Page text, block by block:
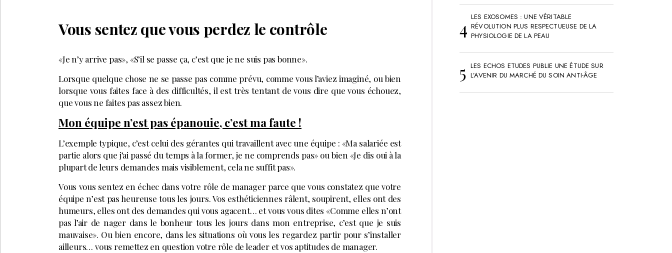
Vous sentez que vous perdez le contrôle
«Je n’y arrive pas», «S’il se passe ça, c’est que je ne suis pas bonne».
Lorsque quelque chose ne se passe pas comme prévu, comme vous l’aviez imaginé, ou bien
lorsque vous faites face à des difficultés, il est très tentant de vous dire que vous échouez,
que vous ne faites pas assez bien.
Mon équipe n’est pas épanouie, c’est ma faute !
L’exemple typique, c’est celui des gérantes qui travaillent avec une équipe : «Ma salariée est
partie alors que j’ai passé du temps à la former, je ne comprends pas» ou bien «Je dis oui à la
plupart de leurs demandes mais visiblement, cela ne suffit pas».
Vous vous sentez en échec dans votre rôle de manager parce que vous constatez que votre
équipe n’est pas heureuse tous les jours. Vos esthéticiennes râlent, soupirent, elles ont des
humeurs, elles ont des demandes qui vous agacent… et vous vous dites «Comme elles n’ont
pas l’air de nager dans le bonheur tous les jours dans mon entreprise, c’est que je suis
mauvaise». Ou bien encore, dans les situations où vous les regardez partir pour s’installer
ailleurs… vous remettez en question votre rôle de leader et vos aptitudes de manager.
LES EXOSOMES : UNE VÉRITABLE
RÉVOLUTION PLUS RESPECTUEUSE DE LA
PHYSIOLOGIE DE LA PEAU
LES ECHOS ETUDES PUBLIE UNE ÉTUDE SUR
L’AVENIR DU MARCHÉ DU SOIN ANTI-ÂGE